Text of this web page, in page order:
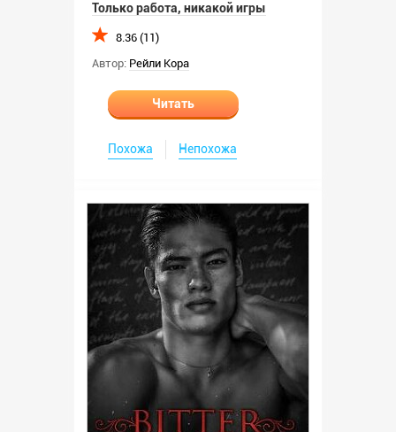
Только работа, никакой игры
8.36 (11)
Автор: Рейли Кора
Читать
Похожа Непохожа